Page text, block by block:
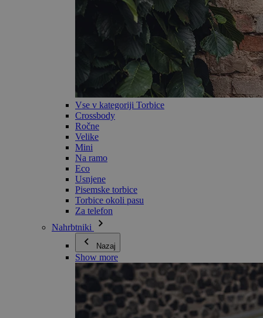
Vse v kategoriji Torbice
Crossbody
Ročne
Velike
Mini
Na ramo
Eco
Usnjene
Pisemske torbice
Torbice okoli pasu
Za telefon
Nahrbtniki
Nazaj
Show more